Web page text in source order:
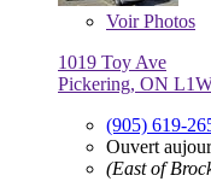
VoirPhotos
1019 Toy Ave
Pickering, ON
(905) 619-
Ouvert
(East of